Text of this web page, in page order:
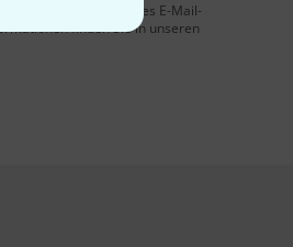
und einer Messung des E-Mail-
finden Sie in unseren